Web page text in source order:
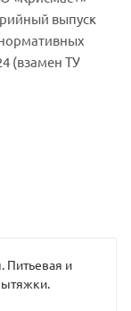
выпуск
(взамен ТУ
Питьевая и